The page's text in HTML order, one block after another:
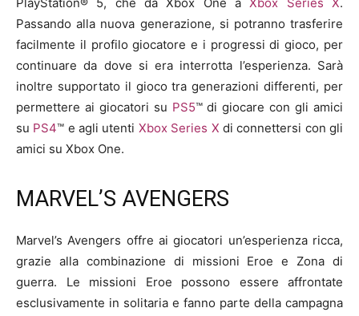
Passando alla nuova generazione, si potranno trasferire
facilmente il profilo giocatore e i progressi di gioco, per
continuare da dove si era interrotta l’esperienza. Sarà
inoltre supportato il gioco tra generazioni differenti, per
permettere ai giocatori su PS5™ di giocare con gli amici
su PS4™ e agli utenti Xbox Series X di connettersi con gli
amici su Xbox One.
MARVEL’S AVENGERS
Marvel’s Avengers offre ai giocatori un’esperienza ricca,
grazie alla combinazione di missioni Eroe e Zona di
guerra. Le missioni Eroe possono essere affrontate
esclusivamente in solitaria e fanno parte della campagna